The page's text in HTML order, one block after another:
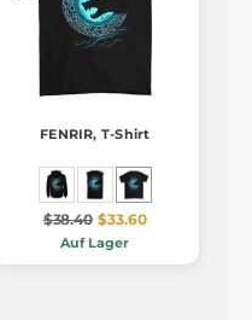
FENRIR, T-Shirt
$38.40 $33.60
Auf Lager